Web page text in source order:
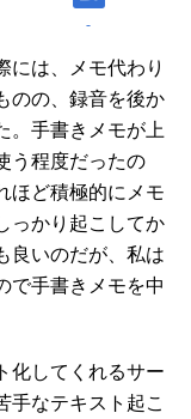
-
は、メモ代わり
のの、録音を後か
。手書きメモが上
う程度だったの
ほど積極的にメモ
っかり起こしてか
良いのだが、私は
で手書きメモを中
化してくれるサー
手なテキスト起こ